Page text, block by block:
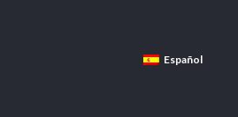
Español